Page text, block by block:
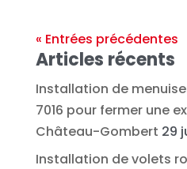
« Entrées précédentes
Articles récents
Installation de
7016 pour fermer une
Château-Gombert 29
Installation de volets